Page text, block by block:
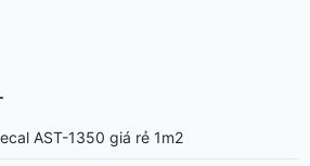
AST-1350 giá rẻ 1m2